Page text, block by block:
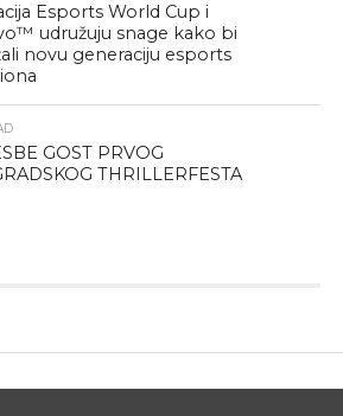
Esports World Cup i
udružuju snage kako bi
novu generaciju esports
GOST PRVOG
THRILLERFESTA